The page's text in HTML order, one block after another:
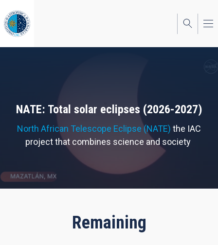
to
main
content
NATE: Total solar eclipses (2026-2027)
North African Telescope Eclipse (NATE) the IAC
project that combines science and society
Remaining